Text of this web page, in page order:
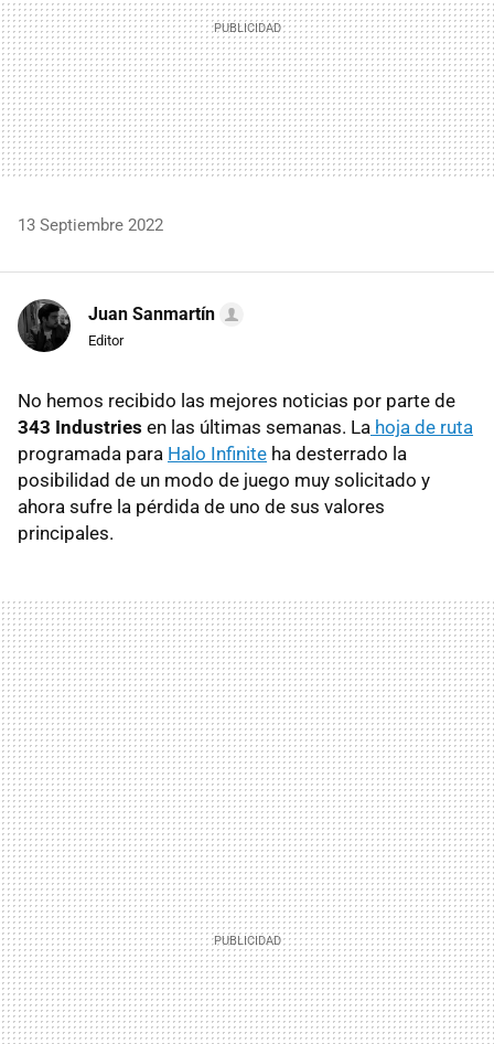
13 Septiembre 2022
Juan Sanmartín
Editor
No hemos recibido las mejores noticias por parte de
343 Industries en las últimas semanas. La hoja de ruta
programada para Halo Infinite ha desterrado la
posibilidad de un modo de juego muy solicitado y
ahora sufre la pérdida de uno de sus valores
principales.